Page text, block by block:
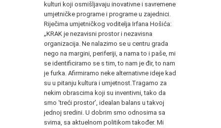
kulturi koji osmišljavaju inovativne i savremene
umjetničke programe i programe u zajednici.
Riječima umjetničkog voditelja Irfana Hošića:
„KRAK je nezavisni prostor i nezavisna
organizacija. Ne nalazimo se u centru grada
nego na margini, periferiji, a nama to i paše, mi
se identificiramo se s tim, to nam je đir, to nam
je furka. Afirmiramo neke alternativne ideje kad
su u pitanju kultura i umjetnost.Tragamo za
nekim obrascima koji su inventivni, tako da
smo ‘treći prostor’, idealan balans u takvoj
jednoj sredini. U dobrim smo odnosima sa
svima, sa aktuelnom politikom također. Mi